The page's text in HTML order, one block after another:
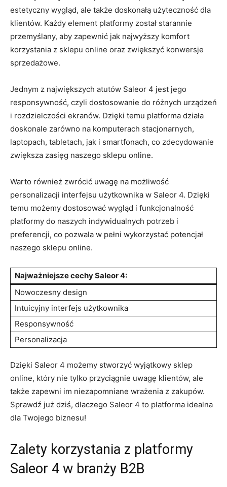
estetyczny ⁣wygląd, ale także⁣ doskonałą użyteczność dla
klientów.​ Każdy ⁢element platformy ⁤został starannie ​
przemyślany, aby ⁣zapewnić ‍jak najwyższy komfort⁤
korzystania ‍z sklepu online ​oraz ​zwiększyć konwersje
sprzedażowe.
Jednym z największych atutów Saleor 4 jest ‌jego‌
responsywność, czyli dostosowanie do⁢ różnych urządzeń
i rozdzielczości ekranów. Dzięki temu⁢ platforma działa⁢
doskonale zarówno na komputerach ‍stacjonarnych,
laptopach, tabletach, jak i smartfonach,⁢ co zdecydowanie
zwiększa ​zasięg naszego sklepu online.
Warto również zwrócić uwagę na możliwość
personalizacji interfejsu​ użytkownika‍ w Saleor⁤ 4. Dzięki
temu możemy dostosować wygląd‌ i ‌funkcjonalność
platformy‍ do naszych ⁤indywidualnych potrzeb i
⁣preferencji, ‍co‌ pozwala w ​pełni wykorzystać potencjał
naszego⁢ sklepu online.
Najważniejsze cechy Saleor 4:
Nowoczesny design
Intuicyjny interfejs‍ użytkownika
Responsywność
Personalizacja
Dzięki Saleor​ 4 możemy stworzyć wyjątkowy sklep
online,⁢ który nie ⁢tylko przyciągnie uwagę klientów, ale
także zapewni im niezapomniane⁣ wrażenia z zakupów.
Sprawdź już dziś, dlaczego Saleor 4 to​ platforma idealna ​
dla ‌Twojego biznesu!
Zalety korzystania z platformy
Saleor ​4⁤ w‌ branży ⁤B2B